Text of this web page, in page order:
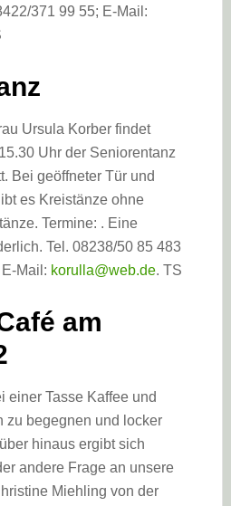
371 99 55; E-Mail:
Ursula Korber findet
Uhr der Seniorentanz
Bei geöffneter Tür und
es Kreistänze ohne
Termine: . Eine
Tel. 08238/50 85 483
Mail: korulla@web.de. TS
am
einer Tasse Kaffee und
zu begegnen und locker
hinaus ergibt sich
andere Frage an unsere
Miehling von der